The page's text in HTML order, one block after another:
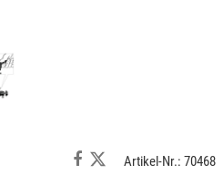
Artikel-Nr.: 70468